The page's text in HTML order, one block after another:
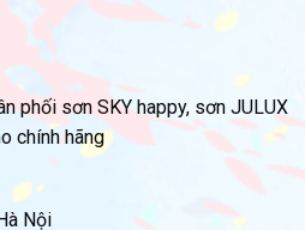
phối sơn SKY happy, sơn JULUX
chính hãng
Nội